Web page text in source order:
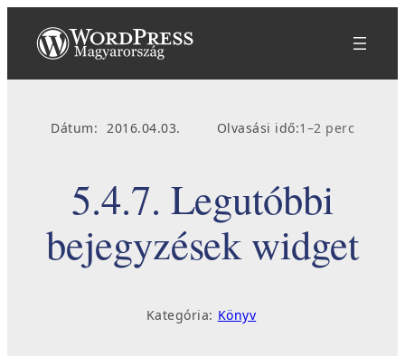
tartalomhoz
Dátum: 2016.04.03. Olvasási idő:1–2 perc
5.4.7. Legutóbbi
bejegyzések widget
Kategória: Könyv